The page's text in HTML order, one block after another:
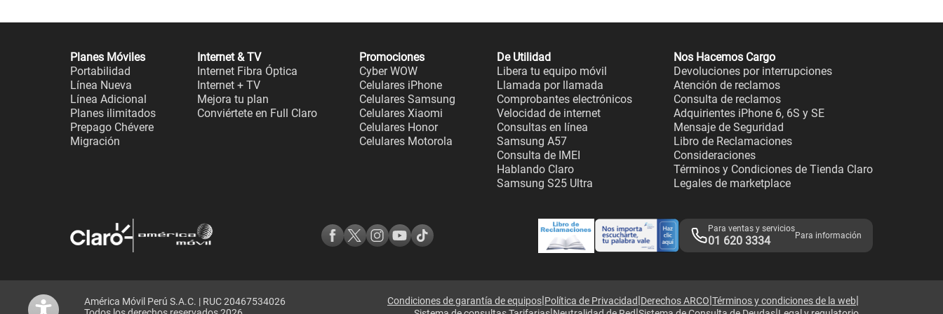
Planes Móviles
Portabilidad
Línea Nueva
Línea Adicional
Planes ilimitados
Prepago Chévere
Migración
Internet & TV
Internet Fibra Óptica
Internet + TV
Mejora tu plan
Conviértete en Full Claro
Promociones
Cyber WOW
Celulares iPhone
Celulares Samsung
Celulares Xiaomi
Celulares Honor
Celulares Motorola
De Utilidad
Libera tu equipo móvil
Llamada por llamada
Comprobantes electrónicos
Velocidad de internet
Consultas en línea
Samsung A57
Consulta de IMEI
Hablando Claro
Samsung S25 Ultra
Nos Hacemos Cargo
Devoluciones por interrupciones
Atención de reclamos
Consulta de reclamos
Adquirientes iPhone 6, 6S y SE
Mensaje de Seguridad
Libro de Reclamaciones
Consideraciones
Términos y Condiciones de Tienda Claro
Legales de marketplace
Para ventas y servicios
01 620 3334 Para información
América Móvil Perú S.A.C. | RUC 20467534026
Condiciones de garantía de equipos|Política de Privacidad|Derechos ARCO|Términos y condiciones de la web|